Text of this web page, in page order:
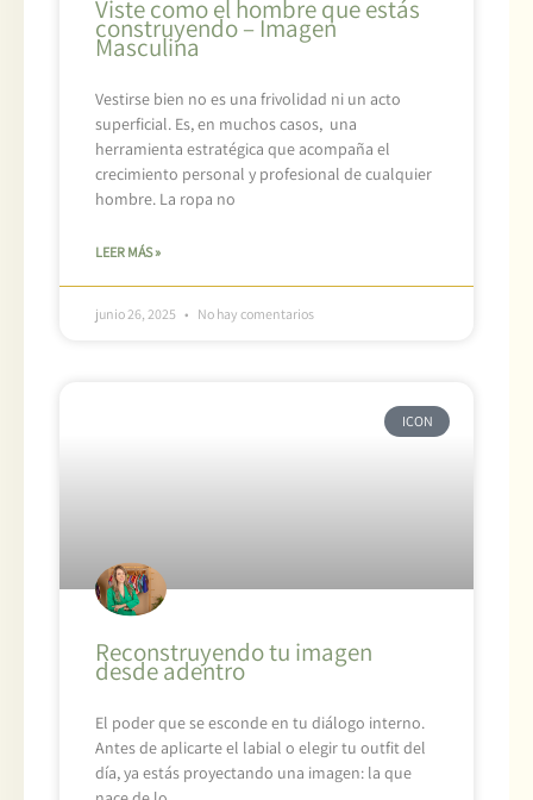
Viste como el hombre que estás
construyendo – Imagen
Masculina
Vestirse bien no es una frivolidad ni un acto
superficial. Es, en muchos casos, una
herramienta estratégica que acompaña el
crecimiento personal y profesional de cualquier
hombre. La ropa no
LEER MÁS »
junio 26, 2025 No hay comentarios
ICON
Reconstruyendo tu imagen
desde adentro
El poder que se esconde en tu diálogo interno.
Antes de aplicarte el labial o elegir tu outfit del
día, ya estás proyectando una imagen: la que